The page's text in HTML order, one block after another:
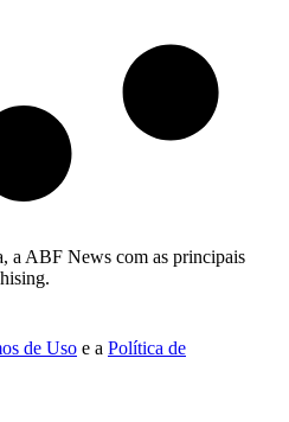
a ABF News com as principais
de Uso e a Política de